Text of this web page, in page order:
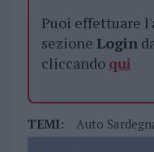
Puoi effettuare
sezione Login
cliccando qui
TEMI: Auto